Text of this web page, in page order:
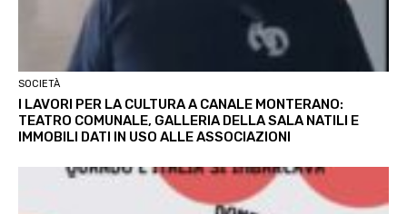
SOCIETÀ
I LAVORI PER LA CULTURA A CANALE MONTERANO:
TEATRO COMUNALE, GALLERIA DELLA SALA NATILI E
IMMOBILI DATI IN USO ALLE ASSOCIAZIONI